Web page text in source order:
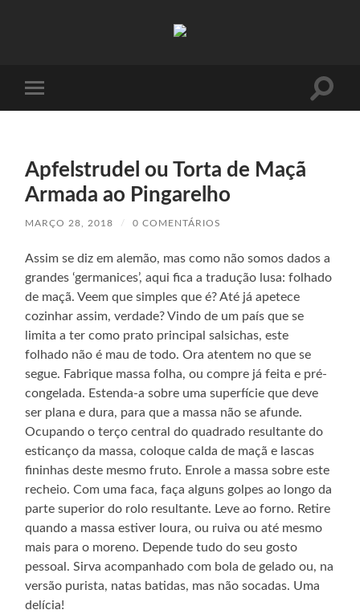
mobile
Toggle
Apfelstrudel ou Torta de Maçã
Armada ao Pingarelho
MARÇO 28, 2018 / 0 COMENTÁRIOS
Assim se diz em alemão, mas como não somos dados a
grandes ‘germanices’, aqui fica a tradução lusa: folhado
de maçã. Veem que simples que é? Até já apetece
cozinhar assim, verdade? Vindo de um país que se
limita a ter como prato principal salsichas, este
folhado não é mau de todo. Ora atentem no que se
segue. Fabrique massa folha, ou compre já feita e pré-
congelada. Estenda-a sobre uma superfície que deve
ser plana e dura, para que a massa não se afunde.
Ocupando o terço central do quadrado resultante do
esticanço da massa, coloque calda de maçã e lascas
fininhas deste mesmo fruto. Enrole a massa sobre este
recheio. Com uma faca, faça alguns golpes ao longo da
parte superior do rolo resultante. Leve ao forno. Retire
quando a massa estiver loura, ou ruiva ou até mesmo
mais para o moreno. Depende tudo do seu gosto
pessoal. Sirva acompanhado com bola de gelado ou, na
versão purista, natas batidas, mas não socadas. Uma
delícia!